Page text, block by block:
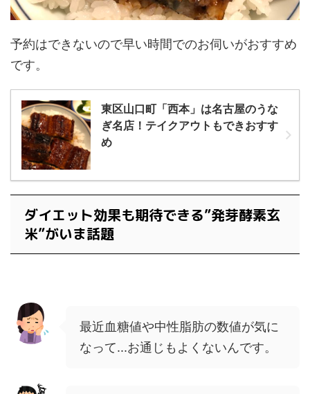
予約はできないので早い時間でのお伺いがおすすめ
です。
東区山口町「西本」は名古屋のうな
ぎ名店！テイクアウトもできおすす
め
ダイエット効果も期待できる”発芽酵素玄
米”がいま話題
最近血糖値や中性脂肪の数値が気に
なって...お通じもよくないんです。